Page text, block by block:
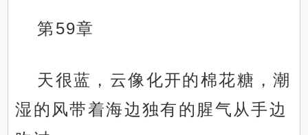
第59章
天很蓝，云像化开的棉花糖，潮
湿的风带着海边独有的腥气从手边